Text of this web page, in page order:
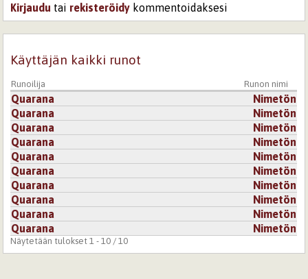
Kirjaudu tai rekisteröidy kommentoidaksesi
Käyttäjän kaikki runot
Runoilija Runon nimi
Quarana
Nimetön
Quarana
Nimetön
Quarana
Nimetön
Quarana
Nimetön
Quarana
Nimetön
Quarana
Nimetön
Quarana
Nimetön
Quarana
Nimetön
Quarana
Nimetön
Quarana
Nimetön
Näytetään tulokset 1 - 10 / 10